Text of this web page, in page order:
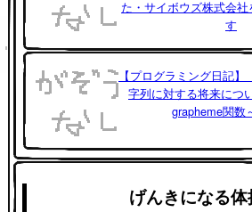
た・サイボウズ株式会
す
【プログラミング日記
字列に対する将来につ
grapheme関数
げんきになる体